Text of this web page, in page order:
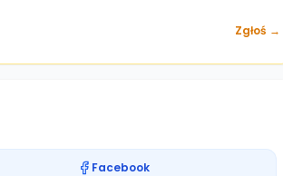
Zgłoś →
Facebook